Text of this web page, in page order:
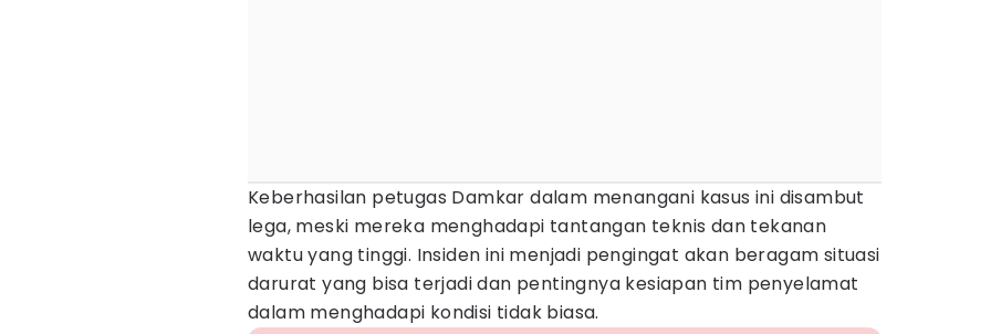
Keberhasilan petugas Damkar dalam menangani kasus ini disambut
lega, meski mereka menghadapi tantangan teknis dan tekanan
waktu yang tinggi. Insiden ini menjadi pengingat akan beragam situasi
darurat yang bisa terjadi dan pentingnya kesiapan tim penyelamat
dalam menghadapi kondisi tidak biasa.